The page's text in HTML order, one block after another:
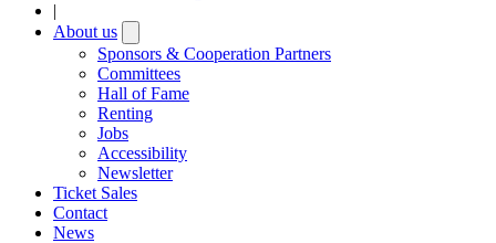
|
About us
submenu
Sponsors & Cooperation Partners
Committees
Hall of Fame
Renting
Jobs
Accessibility
Newsletter
Ticket Sales
Contact
News